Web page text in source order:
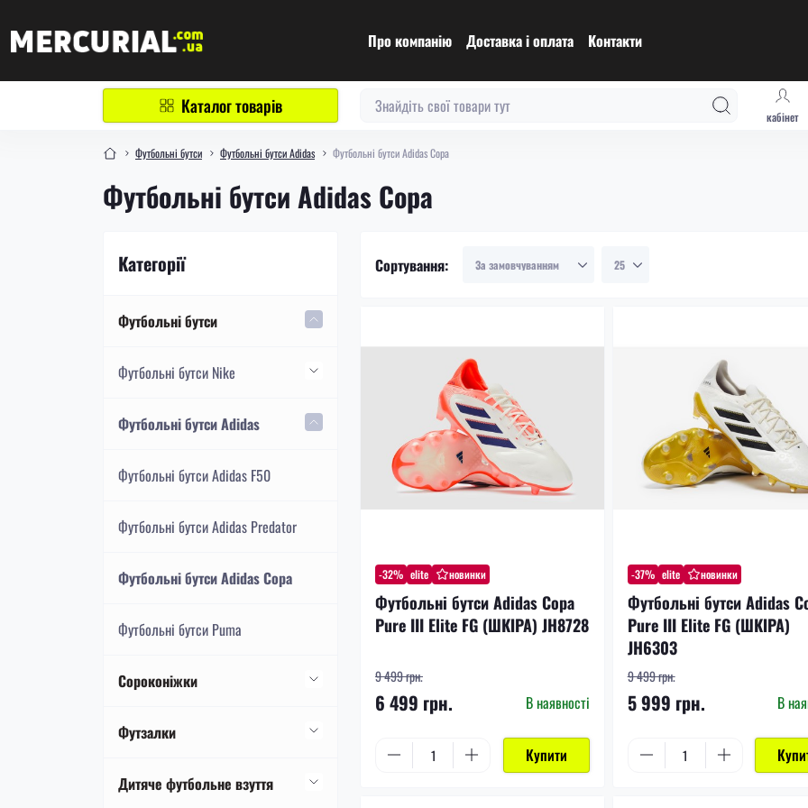
Про компанію Доставка і оплата Контакти
Каталог товарів кабінет
Футбольні бутси Футбольні бутси Adidas Футбольні бутси Adidas Copa
Футбольні бутси Adidas Copa
Категорії
Футбольні бутси
Футбольні бутси Nike
Футбольні бутси Nike Mercurial
Футбольні бутси Nike Phantom
Футбольні бутси Nike Tiempo
Футбольні бутси Adidas
Футбольні бутси Adidas F50
Футбольні бутси Adidas Predator
Футбольні бутси Adidas Copa
Футбольні бутси Puma
Сороконіжки
Сороконіжки Nike
Сороконіжки Nike Mercurial
Сороконіжки Adidas
Футзалки
Футзалки Nike
Дитяче футбольне взуття
Сортування:
-32% elite новинки
Футбольні бутси Adidas Copa
Pure III Elite FG (ШКІРА) JH8728
9 499 грн.
6 499 грн. В наявності
Купити
-37% elite новинки
Футбольні бутси Adidas
Pure III Elite FG (ШКІРА)
JH6303
9 499 грн.
5 999 грн. В